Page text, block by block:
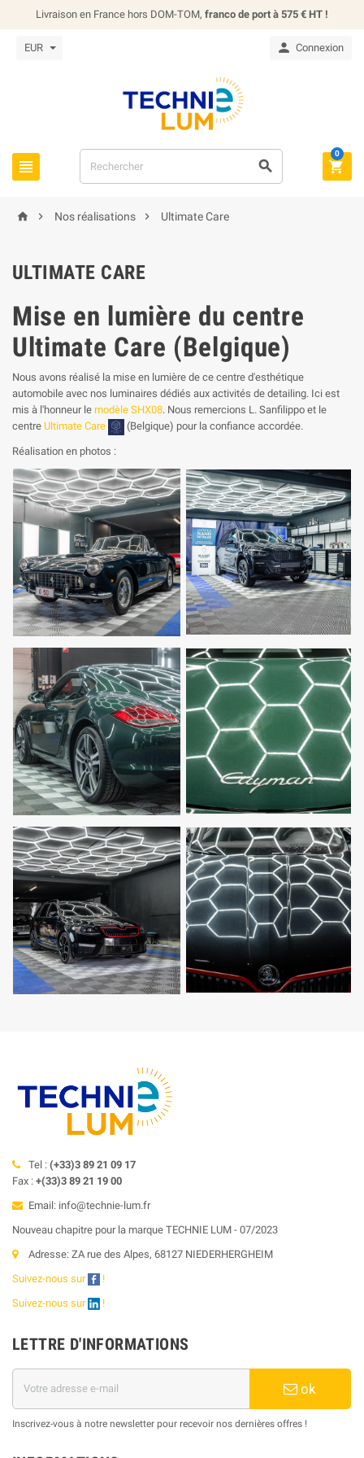
Livraison en France hors DOM-TOM, franco de port à 575 € HT !
EUR  Connexion
  
0
  Nos réalisations  Ultimate Care
ULTIMATE CARE
Mise en lumière du centre
Ultimate Care (Belgique)
Nous avons réalisé la mise en lumière de ce centre d'esthétique
automobile avec nos luminaires dédiés aux activités de detailing. Ici est
mis à l'honneur le modèle SHX08. Nous remercions L. Sanfilippo et le
centre Ultimate Care (Belgique) pour la confiance accordée.
Réalisation en photos :
Tel : (+33)3 89 21 09 17
Fax : +(33)3 89 21 19 00
Email: info@technie-lum.fr
Nouveau chapitre pour la marque TECHNIE LUM - 07/2023
Adresse: ZA rue des Alpes, 68127 NIEDERHERGHEIM
Suivez-nous sur
!
Suivez-nous sur
!
LETTRE D'INFORMATIONS
ok
Inscrivez-vous à notre newsletter pour recevoir nos dernières offres !